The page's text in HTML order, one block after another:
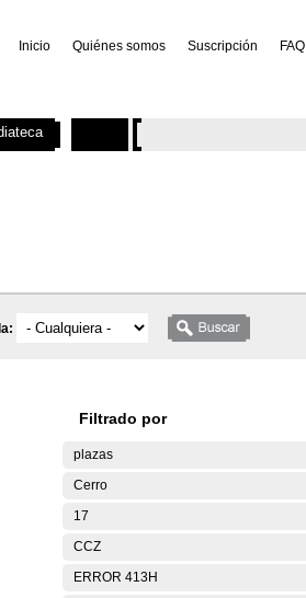
Inicio Quiénes somos Suscripción FAQ
Filtrado por
plazas
Cerro
17
CCZ
ERROR 413H